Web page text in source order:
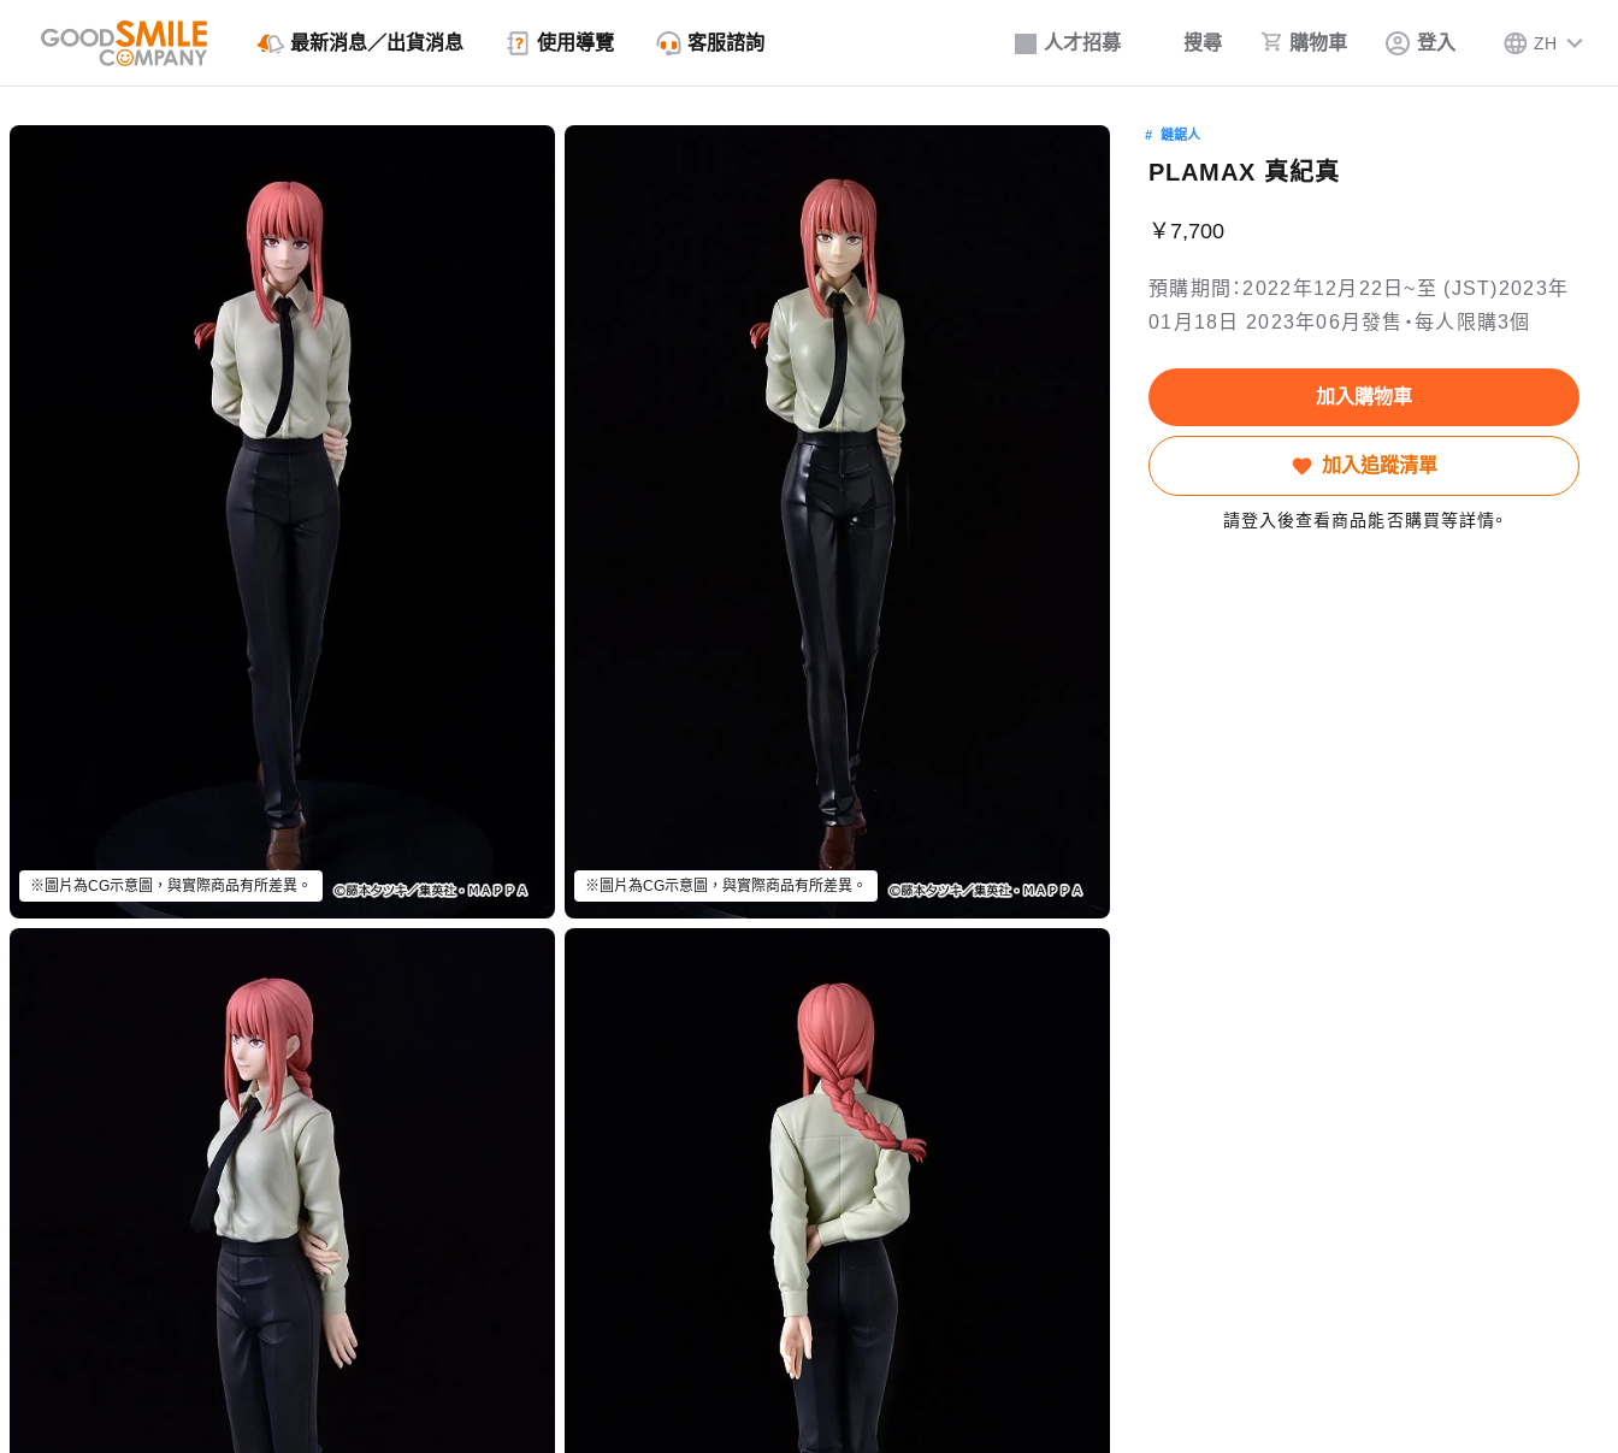
人才招募 搜尋 購物車 登入 ZH
最新消息／出貨消息 使用導覽 客服諮詢
※圖片為CG示意圖，與實際商品有所差異。 ※圖片為CG示意圖，與實際商品有所差異。
鏈鋸人
PLAMAX 真紀真
￥7,700
預購期間：2022年12月22日~至 (JST)2023年
01月18日 2023年06月發售・每人限購3個
加入購物車
加入追蹤清單
請登入後查看商品能否購買等詳情。